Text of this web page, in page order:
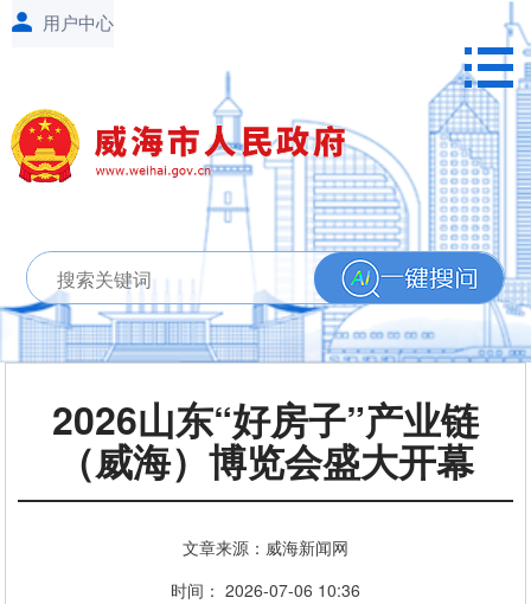
2026山东“好房子”产业链
（威海）博览会盛大开幕
文章来源：威海新闻网
时间： 2026-07-06 10:36